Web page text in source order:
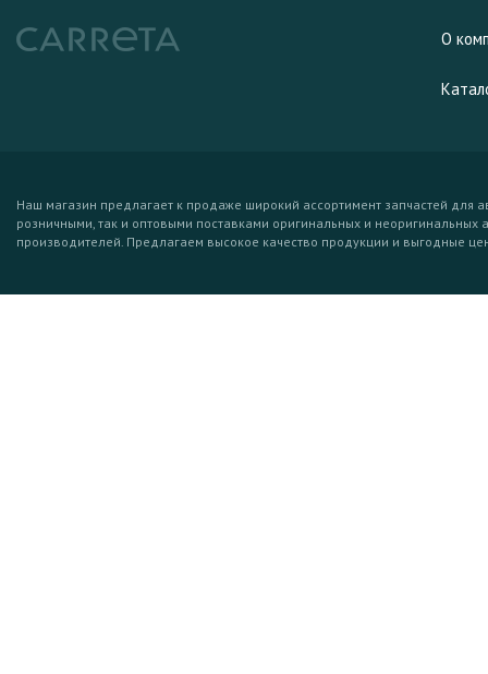
О
Наш магазин предлагает к продаже широкий ассортимент запчастей для
розничными, так и оптовыми поставками оригинальных и неоригинальных
производителей. Предлагаем высокое качество продукции и выгодные